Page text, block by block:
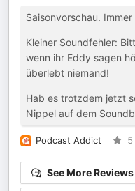
Saisonvorschau.
Kleiner Soundfehler:
wenn ihr Eddy sagen
überlebt niemand!
Hab es trotzdem jetzt
Nippel auf dem
Podcast Addict 5
See More Reviews